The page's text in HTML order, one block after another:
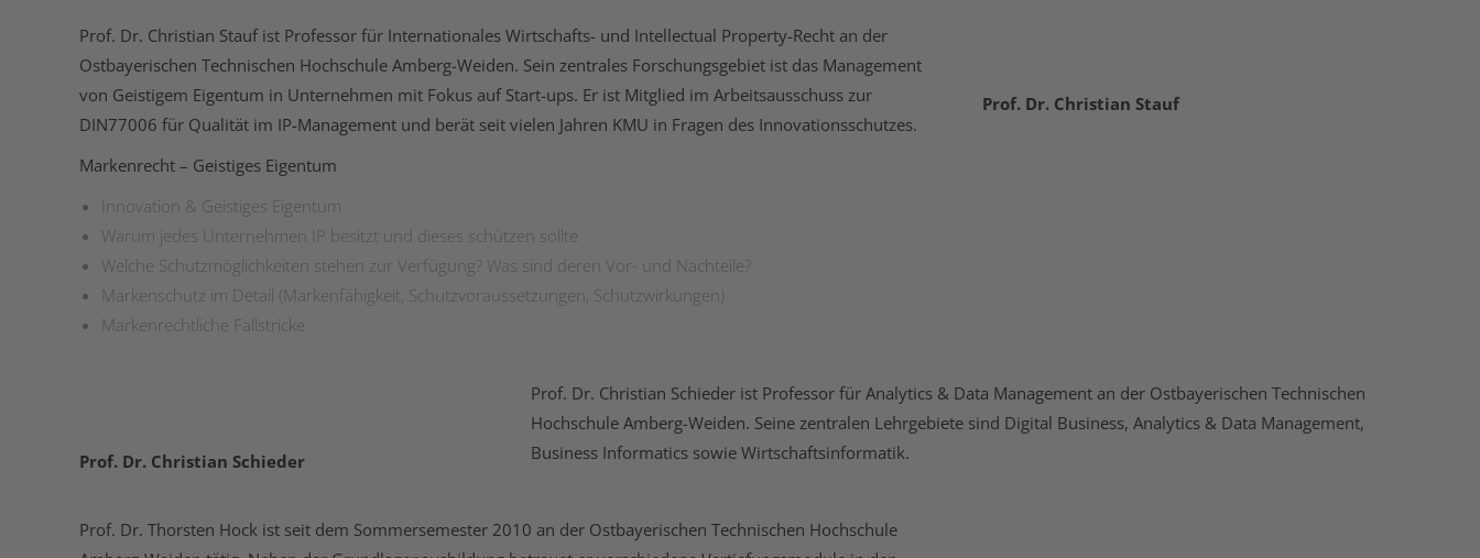
Prof. Dr. Christian Stauf ist Professor für Internationales Wirtschafts- und Intellectual Property-Recht an der
Ostbayerischen Technischen Hochschule Amberg-Weiden. Sein zentrales Forschungsgebiet ist das Management
von Geistigem Eigentum in Unternehmen mit Fokus auf Start-ups. Er ist Mitglied im Arbeitsausschuss zur
DIN77006 für Qualität im IP-Management und berät seit vielen Jahren KMU in Fragen des Innovationsschutzes.
Markenrecht – Geistiges Eigentum
Innovation & Geistiges Eigentum
Warum jedes Unternehmen IP besitzt und dieses schützen sollte
Welche Schutzmöglichkeiten stehen zur Verfügung? Was sind deren Vor- und Nachteile?
Markenschutz im Detail (Markenfähigkeit, Schutzvoraussetzungen, Schutzwirkungen)
Markenrechtliche Fallstricke
Prof. Dr. Christian Stauf
Prof. Dr. Christian Schieder
Prof. Dr. Christian Schieder ist Professor für Analytics & Data Management an der Ostbayerischen Technischen
Hochschule Amberg-Weiden. Seine zentralen Lehrgebiete sind Digital Business, Analytics & Data Management,
Business Informatics sowie Wirtschaftsinformatik.
Prof. Dr. Thorsten Hock ist seit dem Sommersemester 2010 an der Ostbayerischen Technischen Hochschule